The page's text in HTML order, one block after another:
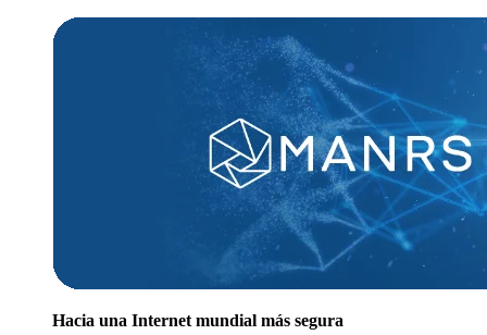
Hacia una Internet mundial más segura